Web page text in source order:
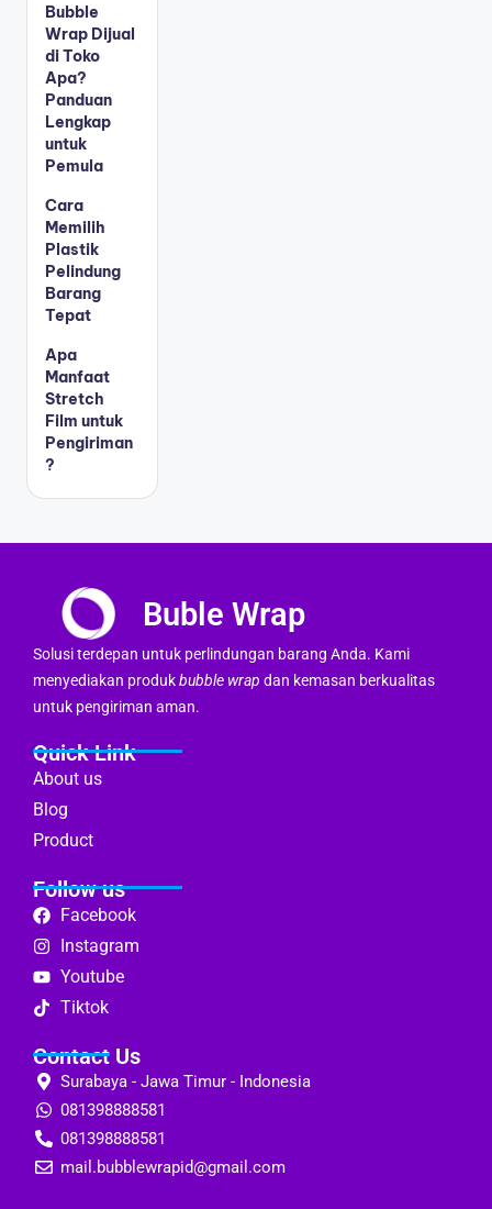
Bubble
Wrap Dijual
di Toko
Apa?
Panduan
Lengkap
untuk
Pemula
Cara
Memilih
Plastik
Pelindung
Barang
Tepat
Apa
Manfaat
Stretch
Film untuk
Pengiriman
?
Buble Wrap
Solusi terdepan untuk perlindungan barang Anda. Kami
menyediakan produkbubble wrap dan kemasan berkualitas
untuk pengiriman aman.
Quick Link
About us
Blog
Product
Follow us
Facebook
Instagram
Youtube
Tiktok
Contact Us
Surabaya - Jawa Timur - Indonesia
081398888581
081398888581
mail.bubblewrapid@gmail.com